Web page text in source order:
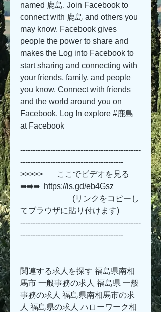
named 鹿島. Join Facebook to
connect with 鹿島 and others you
may know. Facebook gives
people the power to share and
makes the Log into Facebook to
start sharing and connecting with
your friends, family, and people
you know. Connect with friends
and the world around you on
Facebook. Log In explore #鹿島
at Facebook
------------------------------------------------
-----------------------------------------
>>>>>       ここでビデオを見る
➡➡➡  https://is.gd/eb4Gsz
てブラウザに貼り付けます)
------------------------------------------------
-----------------------------------------
関連する求人を探す 福島県南相
馬市 一般事務の求人 福島県 一般
事務の求人 福島県南相馬市の求
人 福島県の求人 ハローワーク相